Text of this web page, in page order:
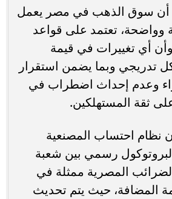
أن سوق الذهب في مصر يعمل
وواضحة، تعتمد على قواعد
أي تغييرات في قيمة
تدريجي وبما يضمن استقرار
وعدم إحداث اضطراب في
ثقة المستهلكين.
نظام احتساب المصنعية
رسمي بين شعبة
المصرية ممثلة في
المضافة، حيث يتم تحديث